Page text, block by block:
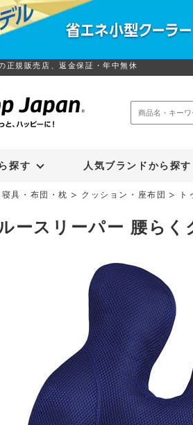
正規販売店、返金保証・年中無休
探す 人気ブランドから探す
寝具・布団・枕 クッション・座布団 ト
ースリーパー 腰らく